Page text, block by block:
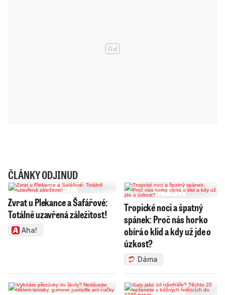
ČLÁNKY ODJINUD
Zvrat u Plekance a Šafářové:
Totálně uzavřená záležitost!
Aha!
Tropické noci a špatný
spánek: Proč nás horko
obírá o klid a kdy už jde o
úzkost?
Dáma